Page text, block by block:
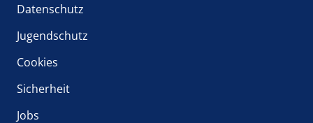
Datenschutz
Jugendschutz
Cookies
Sicherheit
Jobs